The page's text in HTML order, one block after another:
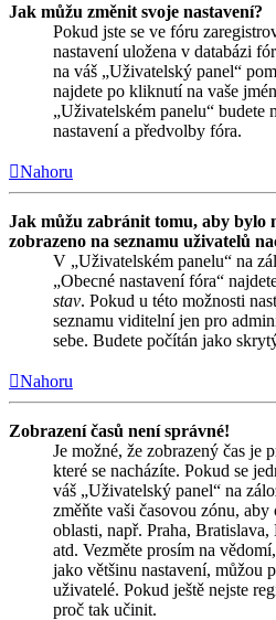
Jak můžu změnit svoje nastavení?
Pokud jste se ve fóru
nastavení uložena v databázi
na váš „Uživatelský panel“
najdete po kliknutí na vaše
„Uživatelském panelu“ budete
nastavení a předvolby fóra.
Nahoru
Jak můžu zabránit tomu, aby bylo
zobrazeno na seznamu uživatelů
V „Uživatelském panelu“ na
„Obecné nastavení fóra“
stav. Pokud u této možnosti
seznamu viditelní jen pro
sebe. Budete počítán jako
Nahoru
Zobrazení časů není správné!
Je možné, že zobrazený čas je
které se nacházíte. Pokud se
váš „Uživatelský panel“ na
změňte vaši časovou zónu,
oblasti, např. Praha,
atd. Vezměte prosím na
jako většinu nastavení, můžou
uživatelé. Pokud ještě nejste
proč tak učinit.